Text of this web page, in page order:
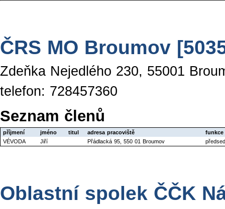
ČRS MO Broumov
Zdeňka Nejedlého 230, 55001
telefon: 728457360
Seznam členů
příjmení jméno titul adresa pracoviště
funkce
VÉVODA
Jiří Přádlacká 95, 550 01 Broumov
Oblastní spolek ČČK